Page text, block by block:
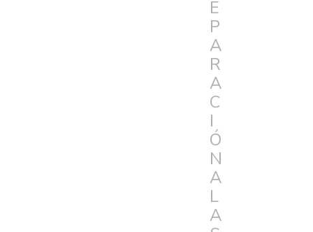
E
P
A
R
A
C
I
Ó
N
A
L
A